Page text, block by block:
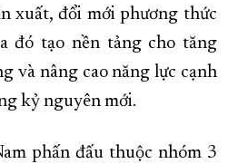
xuất, đổi mới phương thức
đó tạo nền tảng cho tăng
và nâng cao năng lực cạnh
kỷ nguyên mới.
phấn đấu thuộc nhóm 3